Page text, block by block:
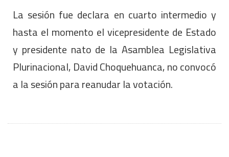
La sesión fue declara en cuarto intermedio y
hasta el momento el vicepresidente de Estado
y presidente nato de la Asamblea Legislativa
Plurinacional, David Choquehuanca, no convocó
a la sesión para reanudar la votación.